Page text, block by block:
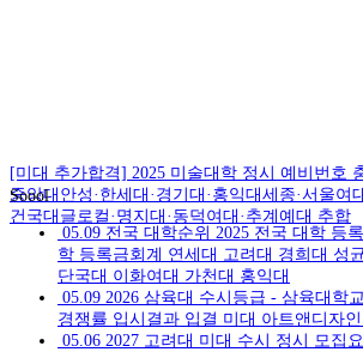
[미대 추가합격] 2025 미술대학 정시 예비번호
중앙대안성·한세대·경기대·홍익대세종·서울여
건국대글로컬·명지대·동덕여대·추계예대 추합
Soool
05.09 전국 대학순위 2025 전국 대학 등
학 등록금회계 연세대 고려대 경희대 성
단국대 이화여대 가천대 홍익대
05.09 2026 삼육대 수시등급 - 삼육대학
경쟁률 입시결과 입결 미대 아트앤디자
05.06 2027 고려대 미대 수시 정시 모집